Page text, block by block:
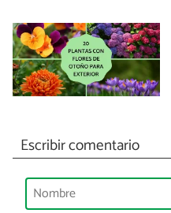
Escribir comentario